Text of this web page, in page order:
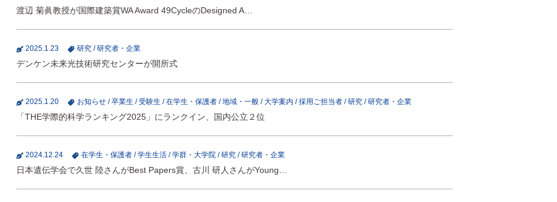
渡辺 菊眞教授が国際建築賞WA Award 49CycleのDesigned A…
2025.1.23 研究 /研究者・企業
デンケン未来光技術研究センターが開所式
2025.1.20 お知らせ /卒業生 /受験生 /在学生・保護者 /地域・一般 /大学案内 /採用ご担当者 /研究 /研究者・企業
「THE学際的科学ランキング2025」にランクイン、国内公立２位
2024.12.24 在学生・保護者 /学生生活 /学群・大学院 /研究 /研究者・企業
日本遺伝学会で久世 陸さんがBest Papers賞、古川 研人さんがYoung…